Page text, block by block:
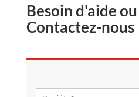
Besoin d'aide
Contactez-nous